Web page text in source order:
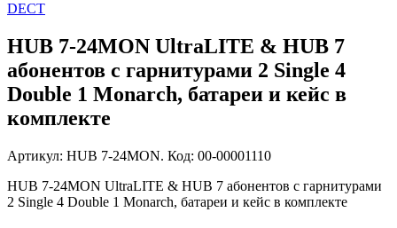
DECT
HUB 7-24MON UltraLITE & HUB 7
абонентов с гарнитурами 2 Single 4
Double 1 Monarch, батареи и кейс в
комплекте
Артикул: HUB 7-24MON. Код: 00-00001110
HUB 7-24MON UltraLITE & HUB 7 абонентов с гарнитурами
2 Single 4 Double 1 Monarch, батареи и кейс в комплекте